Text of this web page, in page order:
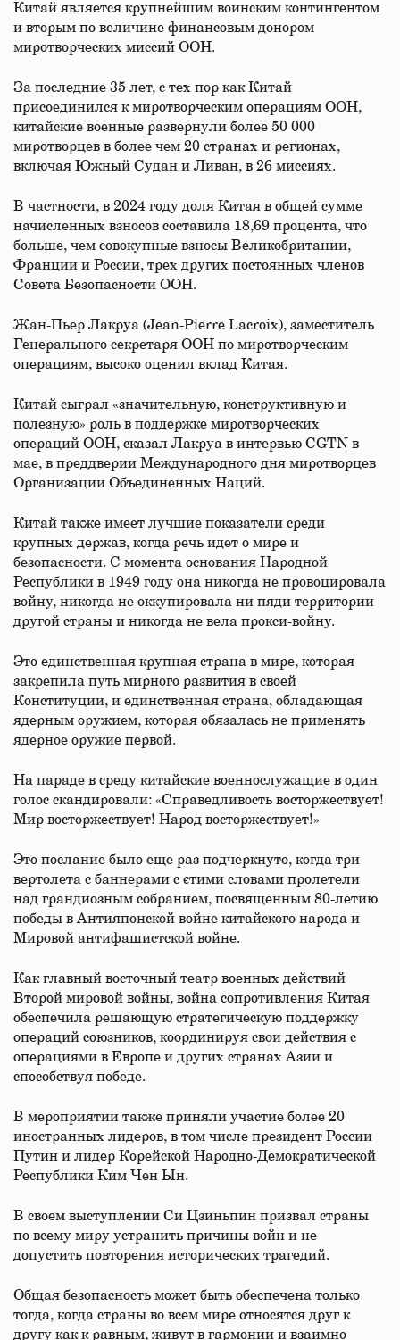
Китай является крупнейшим воинским контингентом
и вторым по величине финансовым донором
миротворческих миссий ООН.
За последние 35 лет, с тех пор как Китай
присоединился к миротворческим операциям ООН,
китайские военные развернули более 50 000
миротворцев в более чем 20 странах и регионах,
включая Южный Судан и Ливан, в 26 миссиях.
В частности, в 2024 году доля Китая в общей сумме
начисленных взносов составила 18,69 процента, что
больше, чем совокупные взносы Великобритании,
Франции и России, трех других постоянных членов
Совета Безопасности ООН.
Жан-Пьер Лакруа (Jean-Pierre Lacroix), заместитель
Генерального секретаря ООН по миротворческим
операциям, высоко оценил вклад Китая.
Китай сыграл «значительную, конструктивную и
полезную» роль в поддержке миротворческих
операций ООН, сказал Лакруа в интервью CGTN в
мае, в преддверии Международного дня миротворцев
Организации Объединенных Наций.
Китай также имеет лучшие показатели среди
крупных держав, когда речь идет о мире и
безопасности. С момента основания Народной
Республики в 1949 году она никогда не провоцировала
войну, никогда не оккупировала ни пяди территории
другой страны и никогда не вела прокси-войну.
Это единственная крупная страна в мире, которая
закрепила путь мирного развития в своей
Конституции, и единственная страна, обладающая
ядерным оружием, которая обязалась не применять
ядерное оружие первой.
На параде в среду китайские военнослужащие в один
голос скандировали: «Справедливость восторжествует!
Мир восторжествует! Народ восторжествует!»
Это послание было еще раз подчеркнуто, когда три
вертолета с баннерами с єтими словами пролетели
над грандиозным собранием, посвященным 80-летию
победы в Антияпонской войне китайского народа и
Мировой антифашистской войне.
Как главный восточный театр военных действий
Второй мировой войны, война сопротивления Китая
обеспечила решающую стратегическую поддержку
операций союзников, координируя свои действия с
операциями в Европе и других странах Азии и
способствуя победе.
В мероприятии также приняли участие более 20
иностранных лидеров, в том числе президент России
Путин и лидер Корейской Народно-Демократической
Республики Ким Чен Ын.
В своем выступлении Си Цзиньпин призвал страны
по всему миру устранить причины войн и не
допустить повторения исторических трагедий.
Общая безопасность может быть обеспечена только
тогда, когда страны во всем мире относятся друг к
другу как к равным, живут в гармонии и взаимно